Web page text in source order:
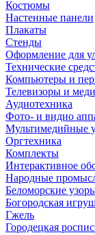
Костюмы
Настенные панели
Плакаты
Стенды
Оформление для
Технические
Компьютеры и
Телевизоры и
Аудиотехника
Фото- и видио
Мультимедийные
Оргтехника
Комплекты
Интерактивное
Народные
Беломорские
Богородская
Гжель
Городецкая